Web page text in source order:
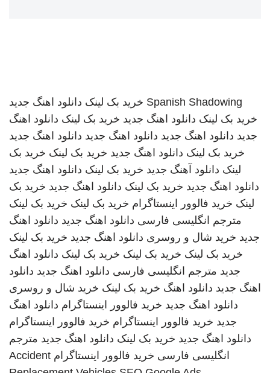
Spanish Shadowing خرید بک لینک دانلود اهنگ جدید
خرید بک لینک دانلود اهنگ جدید خرید بک لینک دانلود اهنگ
جدید دانلود اهنگ جدید دانلود اهنگ جدید دانلود اهنگ جدید
خرید بک لینک دانلود اهنگ جدید خرید بک لینک خرید بک
لینک دانلود آهنگ جدید خرید بک لینک دانلود اهنگ جدید
دانلود اهنگ جدید خرید بک لینک دانلود اهنگ جدید خرید بک
لینک خرید فالوور اینستاگرام خرید بک لینک خرید بک لینک
مترجم انگلیسی فارسی دانلود اهنگ جدید دانلود اهنگ
جدید خرید شال و روسری دانلود اهنگ جدید خرید بک لینک
خرید بک لینک خرید بک لینک خرید بک لینک دانلود اهنگ
جدید مترجم انگلیسی فارسی دانلود اهنگ جدید دانلود
اهنگ جدید دانلود اهنگ خرید بک لینک خرید شال و روسری
دانلود اهنگ جدید خرید فالوور اینستاگرام دانلود اهنگ
جدید خرید فالوور اینستاگرام خرید فالوور اینستاگرام
دانلود اهنگ جدید خرید بک لینک دانلود اهنگ جدید مترجم
انگلیسی فارسی خرید فالوور اینستاگرام Accident